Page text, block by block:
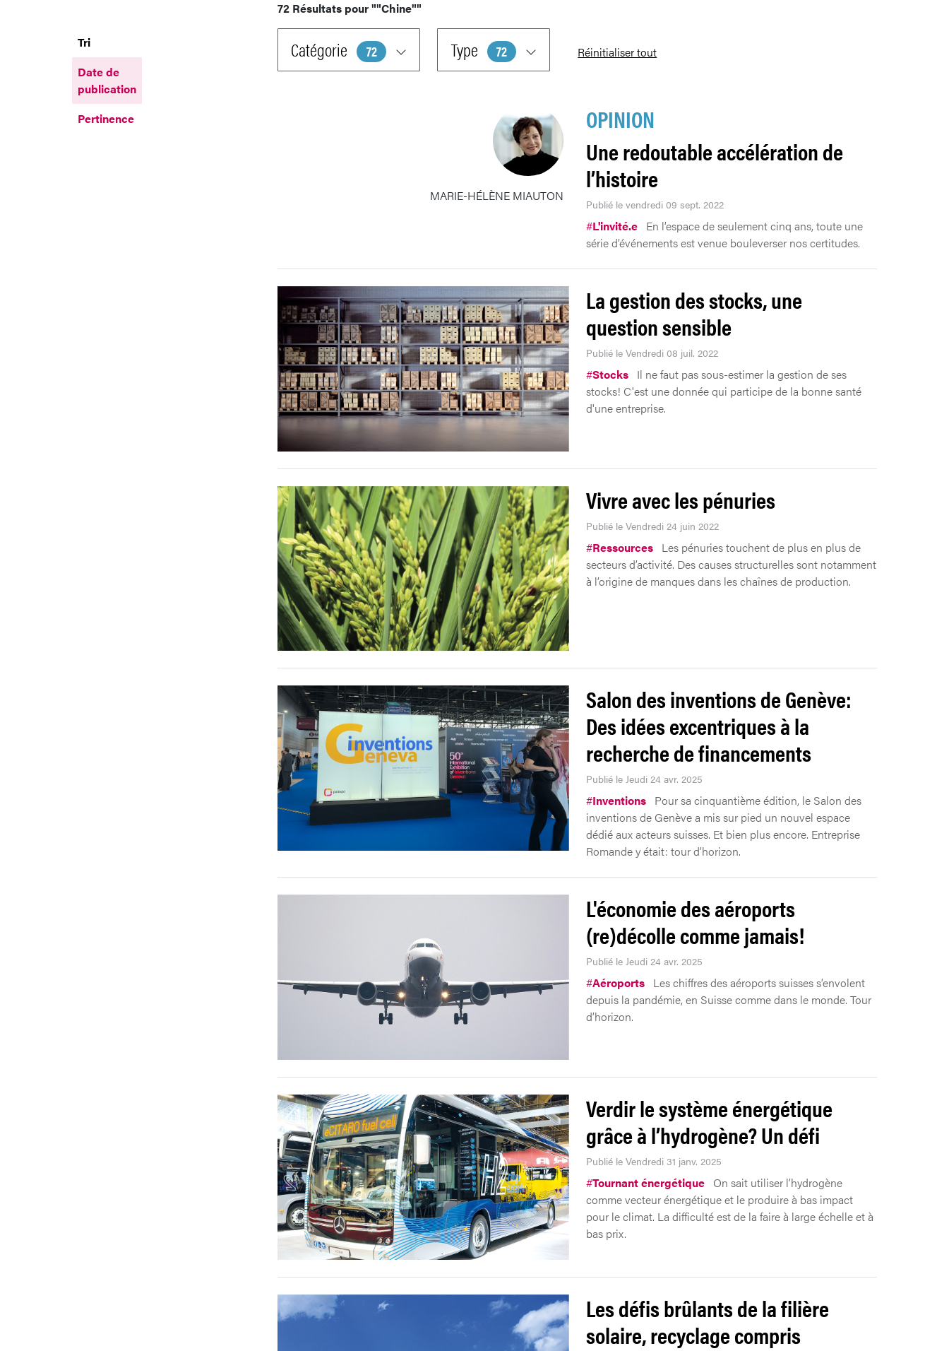
72 Résultats pour""Chine""
Tri
Date de
publication
Pertinence
Catégorie 72 Type 72 Réinitialiser tout
MARIE-HÉLÈNE MIAUTON
OPINION
Une redoutable accélération de
l’histoire
Publié le vendredi 09 sept. 2022
#L'invité.e En l’espace de seulement cinq ans, toute une
série d’événements est venue bouleverser nos certitudes.
La gestion des stocks, une
question sensible
Publié le Vendredi 08 juil. 2022
#Stocks Il ne faut pas sous-estimer la gestion de ses
stocks! C'est une donnée qui participe de la bonne santé
d'une entreprise.
Vivre avec les pénuries
Publié le Vendredi 24 juin 2022
#Ressources Les pénuries touchent de plus en plus de
secteurs d’activité. Des causes structurelles sont notamment
à l’origine de manques dans les chaînes de production.
Salon des inventions de Genève:
Des idées excentriques à la
recherche de financements
Publié le Jeudi 24 avr. 2025
#Inventions Pour sa cinquantième édition, le Salon des
inventions de Genève a mis sur pied un nouvel espace
dédié aux acteurs suisses. Et bien plus encore. Entreprise
Romande y était: tour d’horizon.
L'économie des aéroports
(re)décolle comme jamais!
Publié le Jeudi 24 avr. 2025
#Aéroports Les chiffres des aéroports suisses s’envolent
depuis la pandémie, en Suisse comme dans le monde. Tour
d’horizon.
Verdir le système énergétique
grâce à l’hydrogène? Un défi
Publié le Vendredi 31 janv. 2025
#Tournant énergétique On sait utiliser l’hydrogène
comme vecteur énergétique et le produire à bas impact
pour le climat. La difficulté est de la faire à large échelle et à
bas prix.
Les défis brûlants de la filière
solaire, recyclage compris